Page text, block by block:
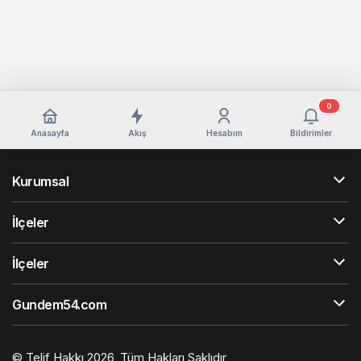
Anasayfa Akış Hesabım Bildirimler
0
Kurumsal
İlçeler
İlçeler
Gundem54.com
© Telif Hakkı 2026, Tüm Hakları Saklıdır